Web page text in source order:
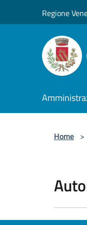
Regione
Home >